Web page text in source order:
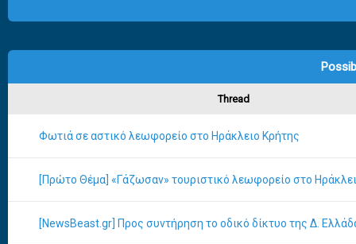
Thread
Φωτιά σε αστικό λεωφορείο στο Ηράκλειο Κρήτης
[Πρώτο Θέμα] «Γάζωσαν» τουριστικό λεωφορείο στο
[NewsBeast.gr] Προς συντήρηση το οδικό δίκτυο της Δ.